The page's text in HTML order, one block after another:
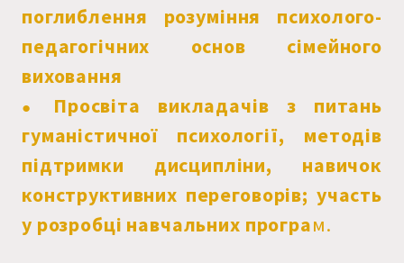
поглиблення розуміння психолого-
педагогічних основ сімейного
виховання
● Просвіта викладачів з питань
гуманістичної психології, методів
підтримки дисципліни, навичок
конструктивних переговорів; участь
у розробці навчальних програм.